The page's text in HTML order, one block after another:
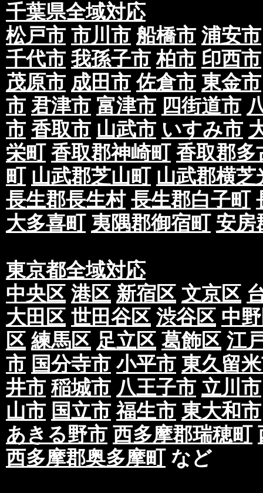
千葉県全域対応
松戸市 市川市 船橋市 浦安市
千代市 我孫子市 柏市 印西市
茂原市 成田市 佐倉市 東金市
市 君津市 富津市 四街道市
市 香取市 山武市 いすみ市
栄町 香取郡神崎町 香取郡多
町 山武郡芝山町 山武郡横芝
長生郡長生村 長生郡白子町
大多喜町 夷隅郡御宿町 安房
東京都全域対応
中央区 港区 新宿区 文京区
大田区 世田谷区 渋谷区 中
区 練馬区 足立区 葛飾区 江
市 国分寺市 小平市 東久留
井市 稲城市 八王子市 立川市
山市 国立市 福生市 東大和市
あきる野市 西多摩郡瑞穂町
西多摩郡奥多摩町など